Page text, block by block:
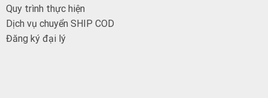
Quy trình thực hiện
Dịch vụ chuyển SHIP COD
Đăng ký đại lý